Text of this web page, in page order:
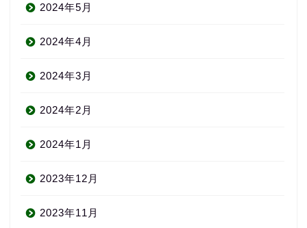
2024年5月
2024年4月
2024年3月
2024年2月
2024年1月
2023年12月
2023年11月